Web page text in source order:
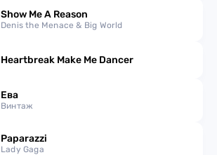
Show Me A Reason
Denis the Menace & Big World
Heartbreak Make Me Dancer
Ева
Винтаж
Paparazzi
Lady Gaga